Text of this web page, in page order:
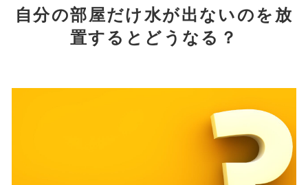
自分の部屋だけ水が出ないのを放
置するとどうなる？